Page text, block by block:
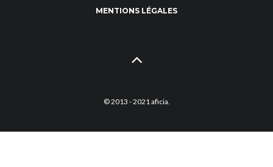
MENTIONS LÉGALES
© 2013 - 2021 aficia.